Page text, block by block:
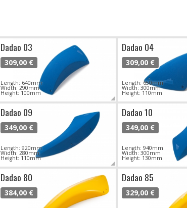
Dadao 03
309,00 €
Length: 640mm
Width: 290mm
Height: 100mm
Dadao 04
309,00 €
Length: 650mm
Width: 300mm
Height: 110mm
Dadao 09
349,00 €
Length: 920mm
Width: 280mm
Height: 110mm
Dadao 10
349,00 €
Length: 940mm
Width: 300mm
Height: 130mm
Dadao 80
384,00 €
Dadao 85
329,00 €